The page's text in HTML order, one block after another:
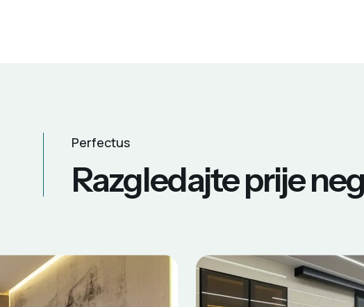
Perfectus
Razgledajte prije